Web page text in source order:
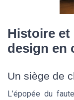
Histoire
design en
Un siège de
L’épopée du